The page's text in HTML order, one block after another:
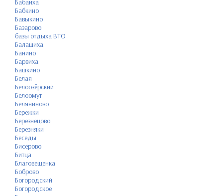
Бабкино
Бавыкино
Базарово
базы отдыха ВТО
Балашиха
Банино
Барвиха
Башкино
Белая
Белоозёрский
Белоомут
Беляниново
Бережки
Березнецово
Березняки
Беседы
Бисерово
Битца
Благовещенка
Боброво
Богородский
Богородское